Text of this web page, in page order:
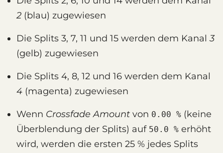
2 (blau) zugewiesen
Die Splits 3, 7, 11 und 15 werden dem Kanal3
(gelb) zugewiesen
Die Splits 4, 8, 12 und 16 werden dem Kanal
4 (magenta) zugewiesen
Wenn Crossfade Amount von 0.00 % (keine
Überblendung der Splits) auf 50.0 % erhöht
wird, werden die ersten 25 % jedes Splits